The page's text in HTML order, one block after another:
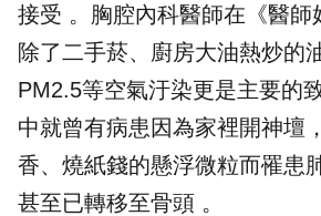
接受 。胸腔內科醫師在《醫師
除了二手菸、廚房大油熱炒的
PM2.5等空氣汙染更是主要的
中就曾有病患因為家裡開神壇
香、燒紙錢的懸浮微粒而罹患
甚至已轉移至骨頭 。